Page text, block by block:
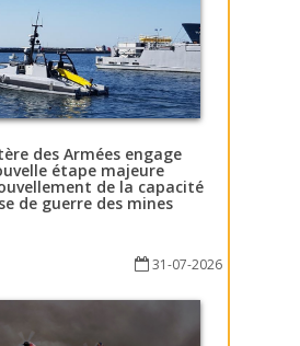
des Armées engage
étape majeure
de la capacité
de guerre des mines
31-07-2026